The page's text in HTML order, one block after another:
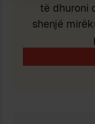
të dhuroni
shenjë